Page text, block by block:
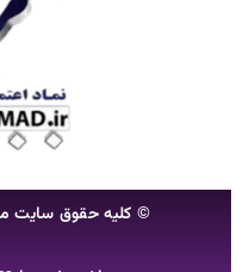
© کلیه حقوق سایت